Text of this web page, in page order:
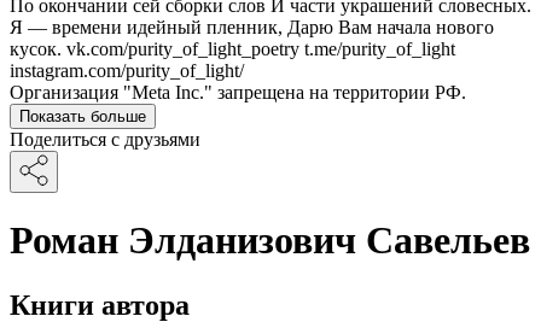
По окончании сей сборки слов И части украшений словесных.
Я — времени идейный пленник, Дарю Вам начала нового
кусок. vk.com/purity_of_light_poetry t.me/purity_of_light
instagram.com/purity_of_light/
Организация "Meta Inc." запрещена на территории РФ.
Показать больше
Поделиться с друзьями
Роман Элданизович Савельев
Книги автора